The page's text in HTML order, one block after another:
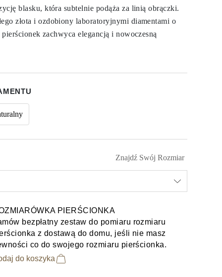
blasku, która subtelnie podąża za linią obrączki.
złota i ozdobiony laboratoryjnymi diamentami o
pierścionek zachwyca elegancją i nowoczesną
Znajdź Swój Rozmiar
PIERŚCIONKA
bezpłatny zestaw do pomiaru rozmiaru
z dostawą do domu, jeśli nie masz
co do swojego rozmiaru pierścionka.
do koszyka